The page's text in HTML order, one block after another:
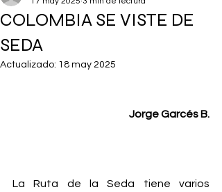
COLOMBIA SE VISTE DE
SEDA
Actualizado: 18 may 2025
Jorge Garcés B.
La Ruta de la Seda tiene varios